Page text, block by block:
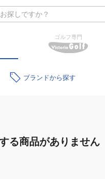
ゴルフ専門
ブランド
る商品がありません